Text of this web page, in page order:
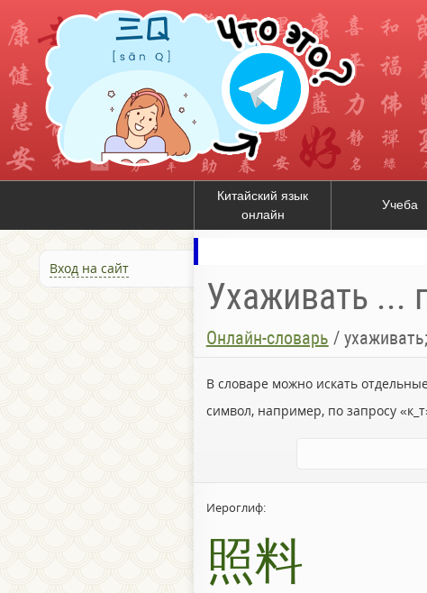
Китайский язык
онлайн
Учеба
Вход на сайт
Ухаживать ...
Онлайн-словарь /
В словаре можно искать
символ, например, по запросу
Иероглиф:
照料